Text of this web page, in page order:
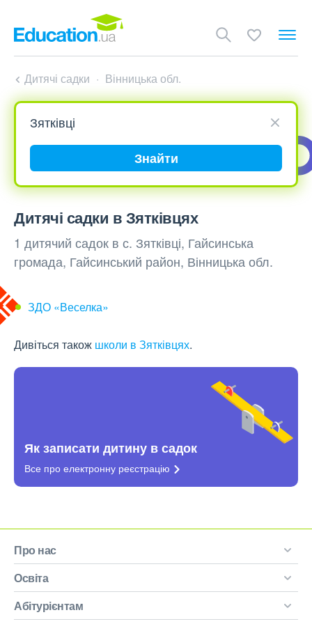
Дитячі садки Вінницька обл.
Знайти
Дитячі садки в Зятківцях
1 дитячий садок в с. Зятківці, Гайсинська
громада, Гайсинський район, Вінницька обл.
ЗДО «Веселка»
Дивіться також школи в Зятківцях.
Як записати дитину в садок
Все про електронну реєстрацію
Про нас
Освіта
Абітурієнтам